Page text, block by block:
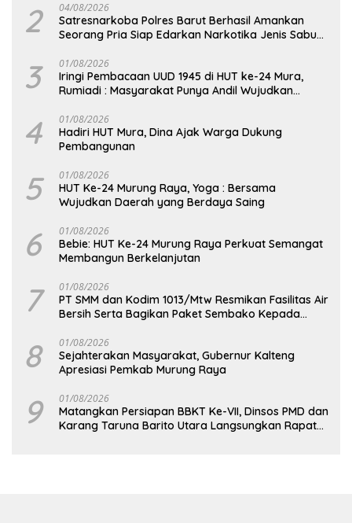
2 04/08/2026
Satresnarkoba Polres Barut Berhasil Amankan
Seorang Pria Siap Edarkan Narkotika Jenis Sabu
3 01/08/2026
Iringi Pembacaan UUD 1945 di HUT ke-24 Mura,
Rumiadi : Masyarakat Punya Andil Wujudkan
4 01/08/2026
Hadiri HUT Mura, Dina Ajak Warga Dukung
Pembangunan
5 01/08/2026
HUT Ke-24 Murung Raya, Yoga : Bersama
Wujudkan Daerah yang Berdaya Saing
6 01/08/2026
Bebie: HUT Ke-24 Murung Raya Perkuat Semangat
Membangun Berkelanjutan
7 01/08/2026
PT SMM dan Kodim 1013/Mtw Resmikan Fasilitas Air
Bersih Serta Bagikan Paket Sembako Kepada
8 01/08/2026
Sejahterakan Masyarakat, Gubernur Kalteng
Apresiasi Pemkab Murung Raya
9 01/08/2026
Matangkan Persiapan BBKT Ke-VII, Dinsos PMD dan
Karang Taruna Barito Utara Langsungkan Rapat